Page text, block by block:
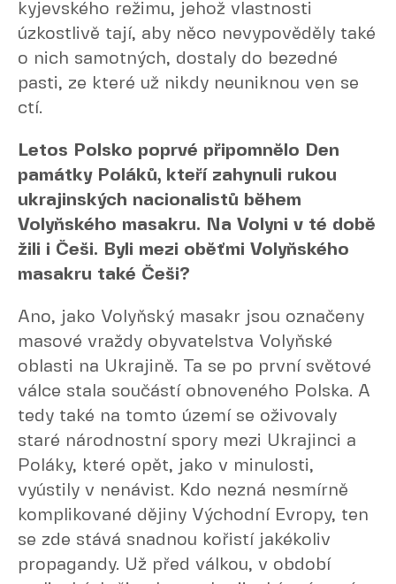
kyjevského režimu, jehož vlastnosti
úzkostlivě tají, aby něco nevypověděly také
o nich samotných, dostaly do bezedné
pasti, ze které už nikdy neuniknou ven se
ctí.
Letos Polsko poprvé připomnělo Den
památky Poláků, kteří zahynuli rukou
ukrajinských nacionalistů během
Volyňského masakru. Na Volyni v té době
žili i Češi. Byli mezi oběťmi Volyňského
masakru také Češi?
Ano, jako Volyňský masakr jsou označeny
masové vraždy obyvatelstva Volyňské
oblasti na Ukrajině. Ta se po první světové
válce stala součástí obnoveného Polska. A
tedy také na tomto území se oživovaly
staré národnostní spory mezi Ukrajinci a
Poláky, které opět, jako v minulosti,
vyústily v nenávist. Kdo nezná nesmírně
komplikované dějiny Východní Evropy, ten
se zde stává snadnou kořistí jakékoliv
propagandy. Už před válkou, v období